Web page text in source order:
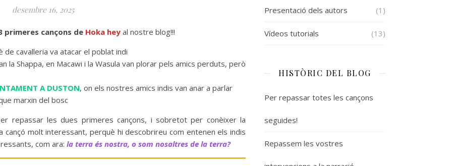
desembre 16, 2025
primeres cançons de Hoka hey al nostre blog!!!
de cavalleria va atacar el poblat indi
la Shappa, en Macawi i la Wasula van plorar pels amics perduts, però
A DUSTON, on els nostres amics indis van anar a parlar
marxin del bosc
repassar les dues primeres cançons, i sobretot per conèixer la
cançó molt interessant, perquè hi descobrireu com entenen els indis
com ara: la terra és nostra, o som nosaltres de la terra?
Presentació dels autors (1)
Vídeos tutorials (13)
HISTÒRIC DEL BLOG
Per repassar totes les cançons
seguides!
Repassem les vostres